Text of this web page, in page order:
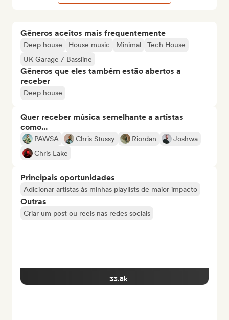
Gêneros aceitos mais frequentemente
Deep house House music Minimal
Tech House
UK Garage / Bassline
Gêneros que eles também estão abertos a
receber
Deep house
Quer receber música semelhante a artistas
como...
PAWSA Chris Stussy Riordan
Joshwa
Chris Lake
Principais oportunidades
Adicionar artistas às minhas playlists de maior impacto
Outras
Criar um post ou reels nas redes sociais
33.8k